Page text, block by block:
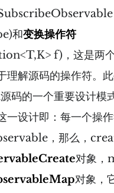
和变换操作符
f)，这是两
理解源码的操作符。
码的一个重要设计模
一设计即：每一个操
，那么，
对象，
对象，